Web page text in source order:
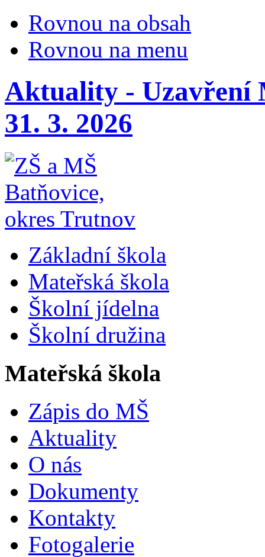
Rovnou na obsah
Rovnou na menu
Aktuality - Uzavření
31. 3. 2026
Základní škola
Mateřská škola
Školní jídelna
Školní družina
Mateřská škola
Zápis do MŠ
Aktuality
O nás
Dokumenty
Kontakty
Fotogalerie